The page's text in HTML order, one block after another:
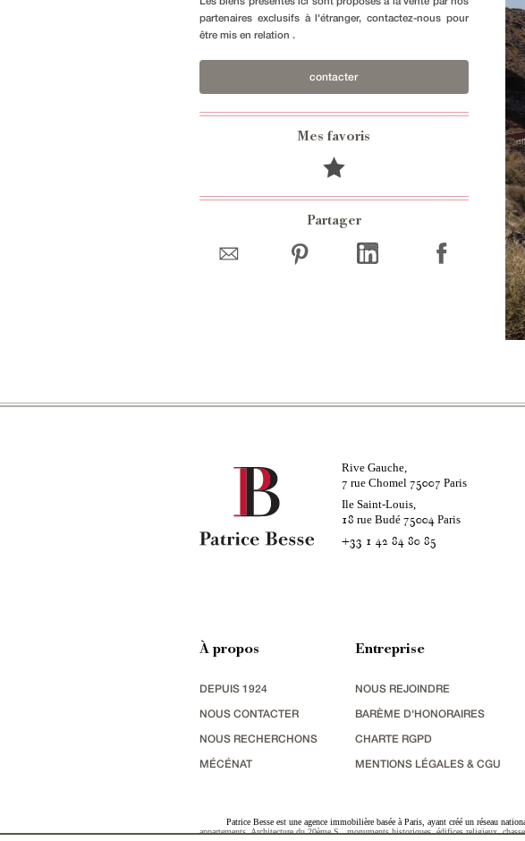
partenaires exclusifs à l'étranger, contactez-nous pour
être mis en relation .
contacter
Mes favoris
Partager
Rive Gauche,
7 rue Chomel 75007 Paris
Ile Saint-Louis,
18 rue Budé 75004Paris
+33 1 42 84 80 85
À propos
DEPUIS 1924
NOUS CONTACTER
NOUS RECHERCHONS
MÉCÉNAT
Entreprise
NOUS REJOINDRE
BARÈME D'HONORAIRES
CHARTE RGPD
MENTIONS LÉGALES & CGU
Patrice Besse est une agence immobilière basée à Paris, ayant créé un réseau
appartements,Architecture du 20ème S.,monuments historiques,édifices religieux,